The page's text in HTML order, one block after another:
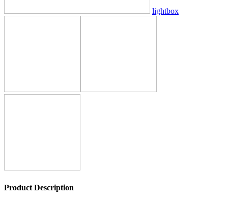
lightbox
Product Description